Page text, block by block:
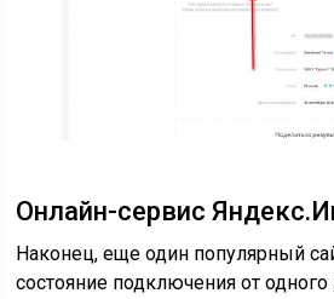
Онлайн-сервис
Наконец, еще один популярный
состояние подключения от